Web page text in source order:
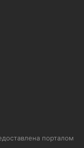
порталом